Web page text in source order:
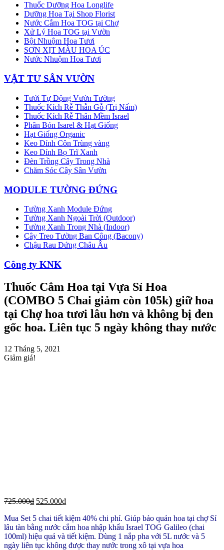
Thuốc Dưỡng Hoa Longlife
Dưỡng Hoa Tại Shop Florist
Nước Cắm Hoa TOG tại Chợ
Xử Lý Hoa TOG tại Vườn
Bột Nhuộm Hoa Tươi
SƠN XỊT MÀU HOA ÚC
Nước Nhuộm Hoa Tươi
VẬT TƯ SÂN VƯỜN
Tưới Tự Động Vườn Tường
Thuốc Kích Rễ Thẫn Gỗ (Trị Nấm)
Thuốc Kích Rễ Thân Mềm Israel
Phân Bón Isarel & Hạt Giống
Hạt Giống Organic
Keo Dính Côn Trùng vàng
Keo Dính Bọ Trĩ Xanh
Đèn Trồng Cây Trong Nhà
Chăm Sóc Cây Sân Vườn
MODULE TƯỜNG ĐỨNG
Tường Xanh Module Đứng
Tường Xanh Ngoài Trời (Outdoor)
Tường Xanh Trong Nhà (Indoor)
Cây Treo Tường Ban Công (Bacony)
Chậu Rau Đứng Châu Âu
Công ty KNK
Thuốc Cắm Hoa tại Vựa Sỉ Hoa
(COMBO 5 Chai giảm còn 105k) giữ hoa
tại Chợ hoa tươi lâu hơn và không bị đen
gốc hoa. Liên tục 5 ngày không thay nước
12 Tháng 5, 2021
Giảm giá!
725.000₫ 525.000₫
Mua Set 5 chai tiết kiệm 40% chi phí. Giúp bảo quản hoa tại chợ Sỉ
lâu tàn bằng nước cắm hoa nhập khẩu Israel TOG Galileo (chai
100ml) hiệu quả và tiết kiệm. Dùng 1 nắp pha với 5L nước và 5
ngày liên tục không được thay nước trong xô tại vựa hoa